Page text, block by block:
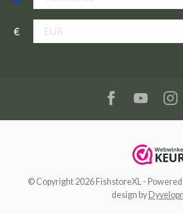
€
© Copyright 2026 FishstoreXL - Powered
design by